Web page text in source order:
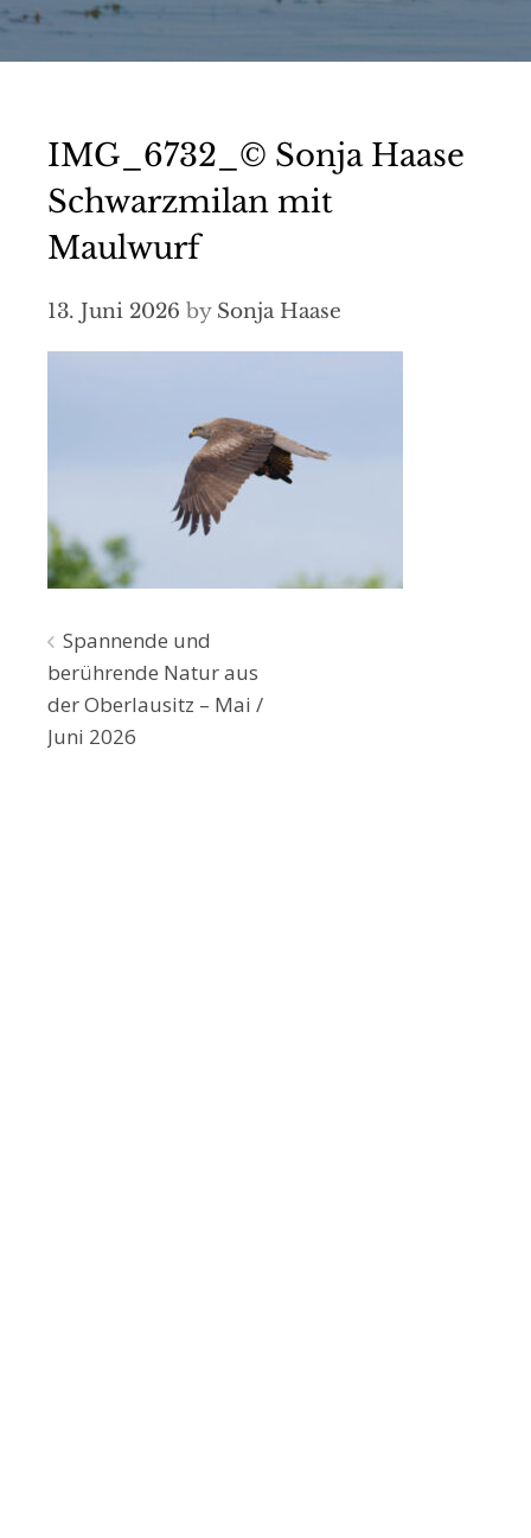
IMG_6732_© Sonja Haase
Schwarzmilan mit
Maulwurf
13. Juni 2026 by Sonja Haase
Beitragsnavigation
Spannende und
berührende Natur aus
der Oberlausitz – Mai /
Juni 2026